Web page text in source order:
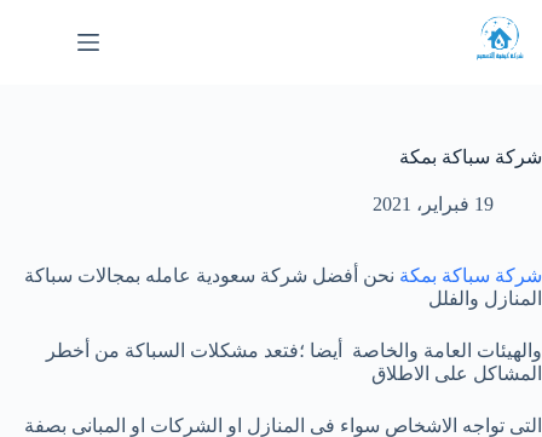
إلى
المحتوى
شركة سباكة بمكة
19 فبراير، 2021
شركة سباكة بمكة نحن أفضل شركة سعودية عامله بمجالات سباكة
المنازل والفلل
والهيئات العامة والخاصة أيضا ؛فتعد مشكلات السباكة من أخطر
المشاكل على الاطلاق
التى تواجه الاشخاص سواء فى المنازل او الشركات او المبانى بصفة